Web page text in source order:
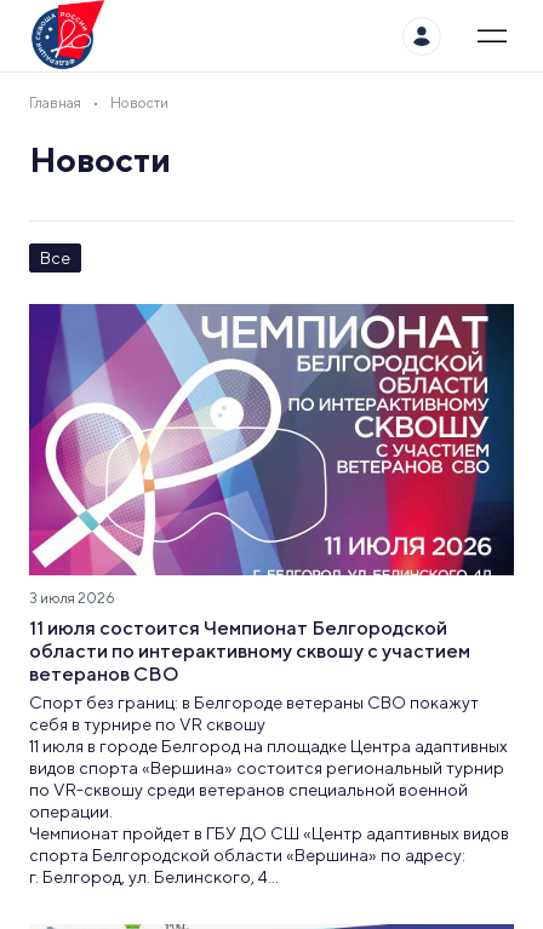
Главная Новости
Новости
Все
3 июля 2026
11 июля состоится Чемпионат Белгородской
области по интерактивному сквошу с участием
ветеранов СВО
Спорт без границ: в Белгороде ветераны СВО покажут
себя в турнире по VR сквошу
11 июля в городе Белгород на площадке Центра адаптивных
видов спорта «Вершина» состоится региональный турнир
по VR-сквошу среди ветеранов специальной военной
операции.
Чемпионат пройдет в ГБУ ДО СШ «Центр адаптивных видов
спорта Белгородской области «Вершина» по адресу:
г. Белгород, ул. Белинского, 4...